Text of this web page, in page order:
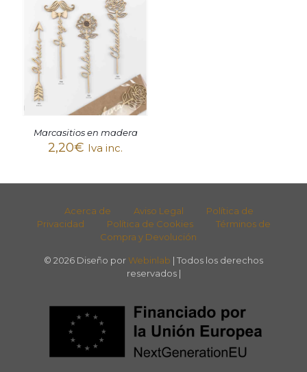
Marcasitios en madera
2,20€ Iva inc.
Acerca de Aviso Legal
Política de
Privacidad
Política de Cookies
Términos de
Compra y Devolución
© 2026 Diseño por Webinlab | Todos los derechos
reservados |